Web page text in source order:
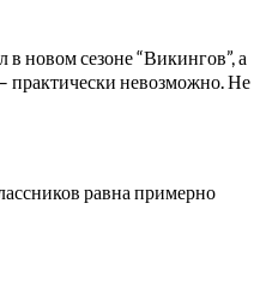
новом сезоне “Викингов”, а
практически невозможно. Не
равна примерно